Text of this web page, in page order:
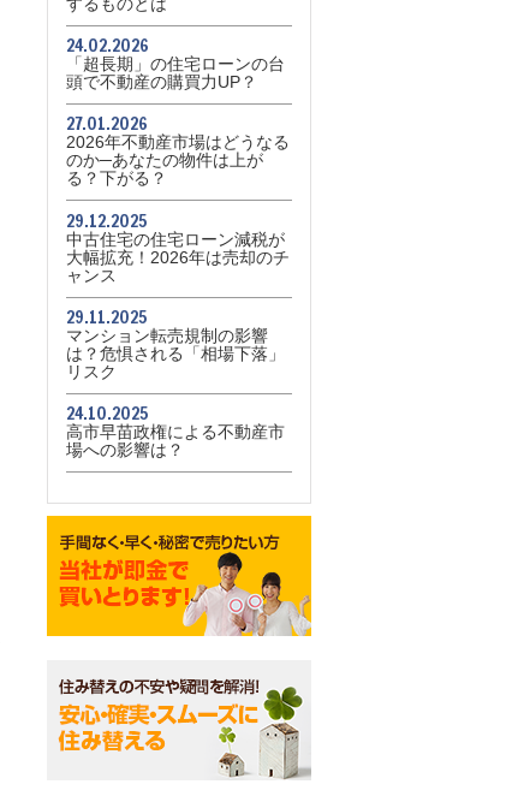
24.02.2026
「超長期」の住宅ローンの台
頭で不動産の購買力UP？
27.01.2026
2026年不動産市場はどうなる
のか─あなたの物件は上が
る？下がる？
29.12.2025
中古住宅の住宅ローン減税が
大幅拡充！2026年は売却のチ
ャンス
29.11.2025
マンション転売規制の影響
は？危惧される「相場下落」
リスク
24.10.2025
高市早苗政権による不動産市
場への影響は？